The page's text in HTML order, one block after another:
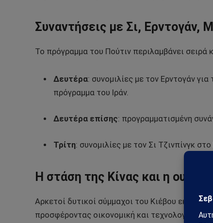
Συναντήσεις με Σι, Ερντογάν,
Το πρόγραμμα του Πούτιν περιλαμβάνει σειρά
Δευτέρα: συνομιλίες με τον Ερντογάν
πρόγραμμα του Ιράν.
Δευτέρα επίσης: προγραμματισμένη
Τρίτη: συνομιλίες με τον Σι Τζινπίνγκ στο
Η στάση της Κίνας και η
Αρκετοί δυτικοί σύμμαχοι του Κιέβου
προσφέροντας οικονομική και τεχνολογική